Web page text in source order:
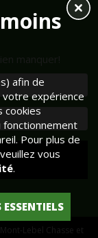
manquer!
Lebel Chasse et
afin de
expérience
cookies
fonctionnement
Pour plus de
vous
.